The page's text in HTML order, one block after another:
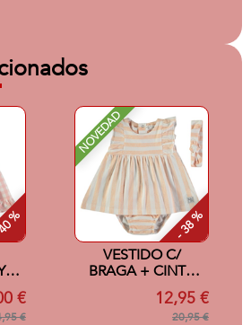
%
€
€
NOVEDAD
- 38 %
VESTIDO C/
BRAGA + CINTA
SALMON 24M
12,95 €
20,95 €